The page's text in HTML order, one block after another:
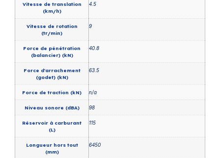
Vitesse de translation
(km/h)
4.5
Vitesse de rotation
(tr/min)
9
Force de pénétration
(balancier) (kN)
40.8
Force d'arrachement
(godet) (kN)
63.5
Force de traction (kN) n/a
Niveau sonore (dBA) 98
Réservoir à carburant
(L)
115
Longueur hors tout
(mm)
6450